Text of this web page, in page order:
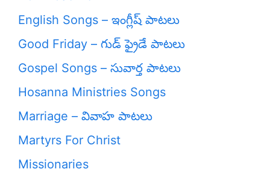
English Songs – ఇంగ్లీష్ పాటలు
Good Friday – గుడ్ ఫ్రైడే పాటలు
Gospel Songs – సువార్త పాటలు
Hosanna Ministries Songs
Marriage – వివాహ పాటలు
Martyrs For Christ
Missionaries